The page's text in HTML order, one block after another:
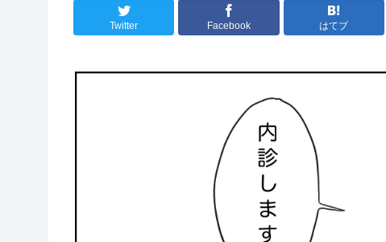
Twitter Facebook はてブ